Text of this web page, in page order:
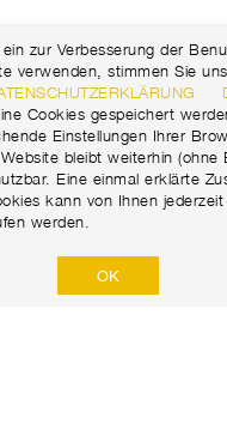
zur Verbesserung der
verwenden, stimmen Sie
Cookies gespeichert
Einstellungen Ihrer
bleibt weiterhin (ohne
Eine einmal erklärte
kann von Ihnen
werden.
OK